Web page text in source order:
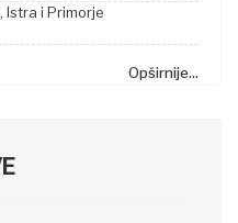
Istra i Primorje
Opširnije...